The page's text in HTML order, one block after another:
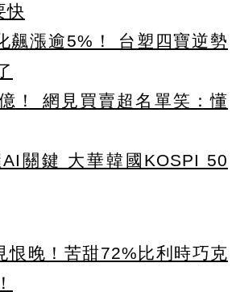
快
飆漲逾5%！ 台塑四寶逆勢
！ 網見買賣超名單笑：懂
關鍵 大華韓國KOSPI 50
恨晚！苦甜72%比利時巧克